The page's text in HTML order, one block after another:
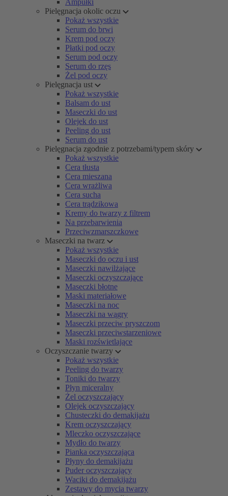
Ampułki
Pielęgnacja okolic oczu
Pokaż wszystkie
Serum do brwi
Krem pod oczy
Płatki pod oczy
Serum pod oczy
Serum do rzęs
Żel pod oczy
Pielęgnacja ust
Pokaż wszystkie
Balsam do ust
Maseczki do ust
Olejek do ust
Peeling do ust
Serum do ust
Pielęgnacja zgodnie z potrzebami/typem skóry
Pokaż wszystkie
Cera tłusta
Cera mieszana
Cera wrażliwa
Cera sucha
Cera trądzikowa
Kremy do twarzy z filtrem
Na przebarwienia
Przeciwzmarszczkowe
Maseczki na twarz
Pokaż wszystkie
Maseczki do oczu i ust
Maseczki nawilżające
Maseczki oczyszczające
Maseczki błotne
Maski materiałowe
Maseczki na noc
Maseczki na wągry
Maseczki przeciw pryszczom
Maseczki przeciwstarzeniowe
Maski rozświetlające
Oczyszczanie twarzy
Pokaż wszystkie
Peeling do twarzy
Toniki do twarzy
Płyn miceralny
Żel oczyszczający
Olejek oczyszczający
Chusteczki do demakijażu
Krem oczyszczający
Mleczko oczyszczające
Mydło do twarzy
Pianka oczyszczająca
Płyny do demakijażu
Puder oczyszczający
Waciki do demakijażu
Zestawy do mycia twarzy